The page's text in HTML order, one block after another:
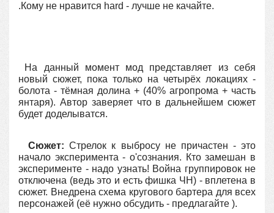
.Кому не нравится hard - лучше не качайте.
На данный момент мод представляет из себя
новый сюжет, пока только на четырёх локациях -
болота - тёмная долина + (40% агропрома + часть
янтаря). Автор заверяет что в дальнейшем сюжет
будет доделыватся.
Сюжет: Стрелок к выбросу не причастен - это
начало эксперимента - о'сознания. Кто замешан в
эксперименте - надо узнать! Война группировок не
отключена (ведь это и есть фишка ЧН) - вплетена в
сюжет. Внедрена схема кругового бартера для всех
персонажей (её нужно обсудить - предлагайте ).